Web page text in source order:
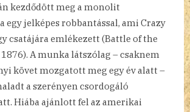
kezdődött meg a monolit
egy jelképes robbantással, ami Crazy
csatájára emlékezett (Battle of the
A munka látszólag – csaknem
követ mozgatott meg egy év alatt –
a szerényen csordogáló
Hiába ajánlott fel az amerikai